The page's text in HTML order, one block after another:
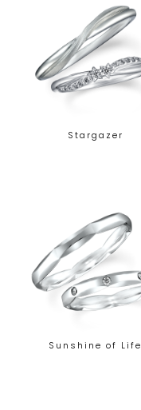
Stargazer
Sunshine of Life